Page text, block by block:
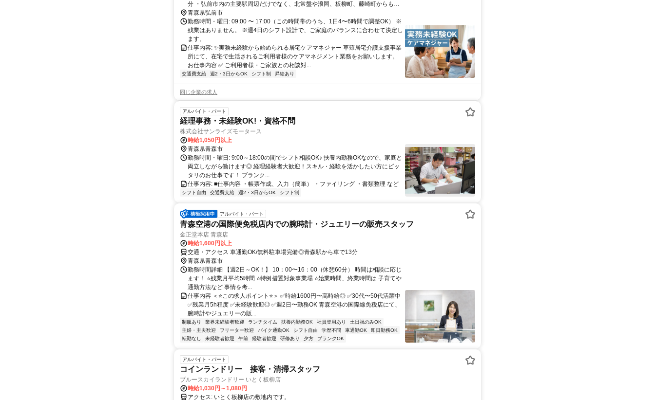
分 ・弘前市内の主要駅周辺だけでなく、北常盤や浪岡、板柳町、藤崎町からもマ
イカー通勤しやすい道路ネットワークです。 ★車通勤OK（広い無料駐車場を完備
しています）
青森県弘前市
勤務時間・曜日: 09:00 〜 17:00（この時間帯のうち、1日4〜6時間で調整OK） ※
残業はありません。 ※週4日のシフト設計で、ご家庭のバランスに合わせて決定し
ます。
仕事内容: ✨実務未経験から始められる居宅ケアマネジャー 草薙居宅介護支援事業
所にて、在宅で生活されるご利用者様のケアマネジメント業務をお願いします。
お仕事内容 ✅ ご利用者様・ご家族との相談対...
交通費支給 週2・3日からOK シフト制 昇給あり
同じ企業の求人
アルバイト・パート
経理事務・未経験OK!・資格不問
株式会社サンライズモータース
時給1,050円以上
青森県青森市
勤務時間・曜日: 9:00～18:00の間でシフト相談OK♪ 扶養内勤務OKなので、家庭と
両立しながら働けます◎ 経理経験者大歓迎！スキル・経験を活かしたい方にピッ
タリのお仕事です！ ブランク...
仕事内容: ■仕事内容 ・帳票作成、入力（簡単） ・ファイリング ・書類整理 など
シフト自由 交通費支給 週2・3日からOK シフト制
アルバイト・パート
青森空港の国際便免税店内での腕時計・ジュエリーの販売スタッフ
金正堂本店 青森店
時給1,600円以上
交通・アクセス 車通勤OK/無料駐車場完備◎青森駅から車で13分
青森県青森市
勤務時間詳細 【週2日～OK！】 10：00〜16：00（休憩60分） 時間は相談に応じ
ます！ ⭐残業月平均5時間 ⭐特例措置対象事業場 ⭐始業時間、終業時間は 子育てや
通勤方法など 事情を考...
仕事内容 ＜⭐️この求人ポイント⭐️＞ ✅時給1600円〜高時給◎ ✅30代〜50代活躍中
✅残業月5h程度 ✅未経験歓迎◎ ✅週2日〜勤務OK 青森空港の国際線免税店にて、
腕時計やジュエリーの販...
制服あり 業界未経験者歓迎 ランチタイム 扶養内勤務OK 社員登用あり
土日祝のみOK
主婦・主夫歓迎
フリーター歓迎 バイク通勤OK シフト自由 学歴不問 車通勤OK
即日勤務OK
転勤なし
未経験者歓迎 午前 経験者歓迎 研修あり 夕方 ブランクOK
アルバイト・パート
コインランドリー 接客・清掃スタッフ
ブルースカイランドリー いとく板柳店
時給1,030円～1,080円
アクセス: いとく板柳店の敷地内です。